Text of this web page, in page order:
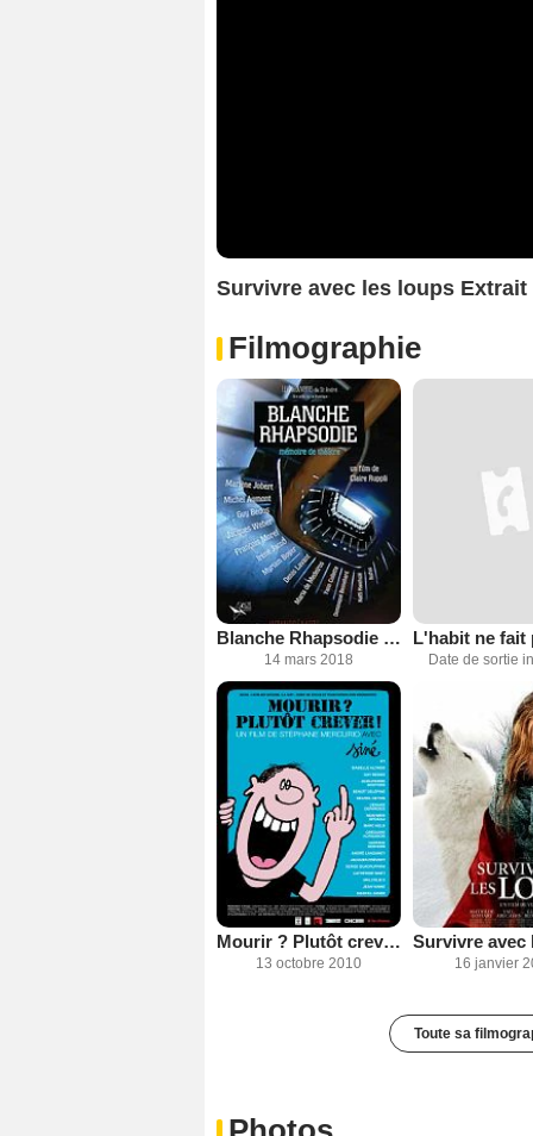
Survivre avec les loups Extrait
Filmographie
Blanche Rhapsodie - Mémoire de Théâtre
14 mars 2018 Date de sortie
Mourir ? Plutôt crever !
13 octobre 2010 16 janvier
Toute sa